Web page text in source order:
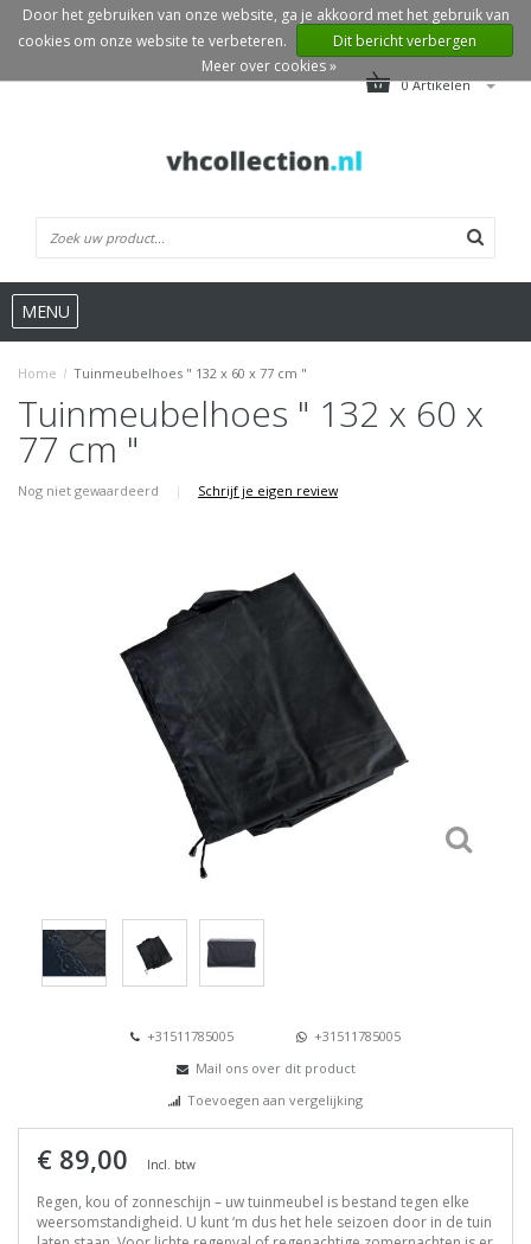
0 Artikelen
MENU
Home / Tuinmeubelhoes " 132 x 60 x 77 cm "
Tuinmeubelhoes " 132 x 60 x
77 cm "
Nog niet gewaardeerd | Schrijf je eigen review
+31511785005
+31511785005
Mail ons over dit product
Toevoegen aan vergelijking
€ 89,00 Incl. btw
Regen, kou of zonneschijn – uw tuinmeubel is bestand tegen elke
weersomstandigheid. U kunt ‘m dus het hele seizoen door in de tuin
Door het gebruiken van onze website, ga je akkoord met het gebruik van
cookies om onze website te verbeteren.
Dit bericht verbergen
Meer over cookies »